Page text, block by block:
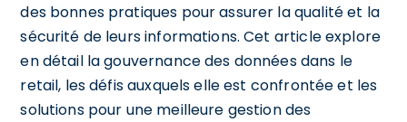
des bonnes pratiques pour assurer la qualité et la
sécurité de leurs informations. Cet article explore
en détail la gouvernance des données dans le
retail, les défis auxquels elle est confrontée et les
solutions pour une meilleure gestion des